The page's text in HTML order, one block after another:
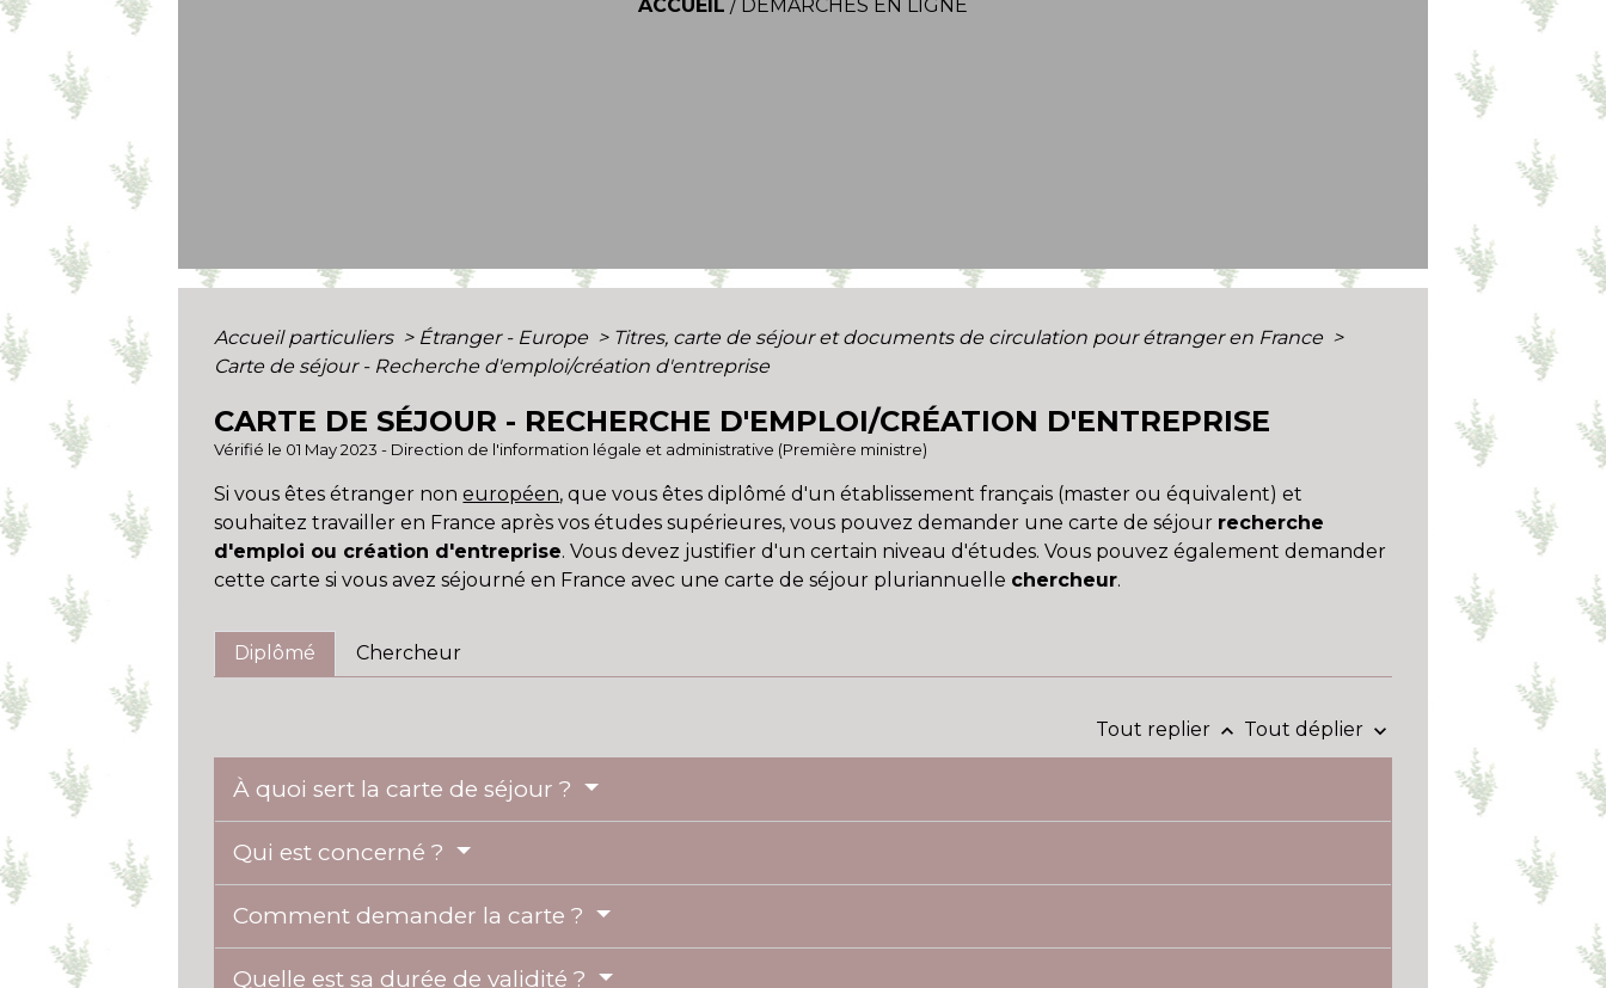
ACCUEIL / DÉMARCHES EN LIGNE
Accueil particuliers > Étranger - Europe > Titres, carte de séjour et documents de circulation pour étranger en France >
Carte de séjour - Recherche d'emploi/création d'entreprise
CARTE DE SÉJOUR - RECHERCHE D'EMPLOI/CRÉATION D'ENTREPRISE
Vérifié le 01 May 2023 - Direction de l'information légale et administrative (Première ministre)
Si vous êtes étranger noneuropéen, que vous êtes diplômé d'un établissement français (master ou équivalent) et
souhaitez travailler en France après vos études supérieures, vous pouvez demander une carte de séjour recherche
d'emploi ou création d'entreprise. Vous devez justifier d'un certain niveau d'études. Vous pouvez également demander
cette carte si vous avez séjourné en France avec une carte de séjour pluriannuelle chercheur.
Diplômé Chercheur
Tout replier keyboard_arrow_up Tout déplier keyboard_arrow_down
À quoi sert la carte de séjour ?
Qui est concerné ?
Comment demander la carte ?
Quelle est sa durée de validité ?